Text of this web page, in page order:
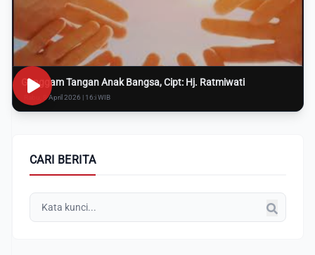
Genggam Tangan Anak Bangsa, Cipt: Hj. Ratmiwati
Rabu, 8 April 2026 | 16:i WIB
CARI BERITA